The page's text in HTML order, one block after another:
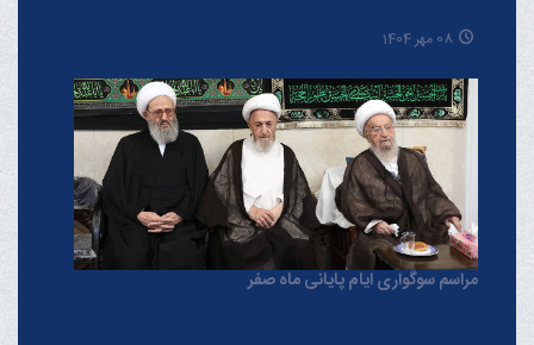
08 مهر 1404
مراسم سوگواری ایام پایانی ماه صفر